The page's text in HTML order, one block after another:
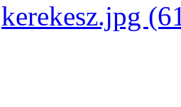
kerekesz.jpg